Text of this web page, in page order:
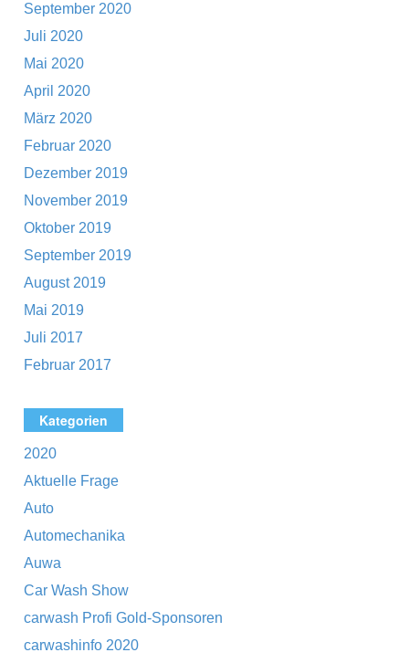
September 2020
Juli 2020
Mai 2020
April 2020
März 2020
Februar 2020
Dezember 2019
November 2019
Oktober 2019
September 2019
August 2019
Mai 2019
Juli 2017
Februar 2017
Kategorien
2020
Aktuelle Frage
Auto
Automechanika
Auwa
Car Wash Show
carwash Profi Gold-Sponsoren
carwashinfo 2020